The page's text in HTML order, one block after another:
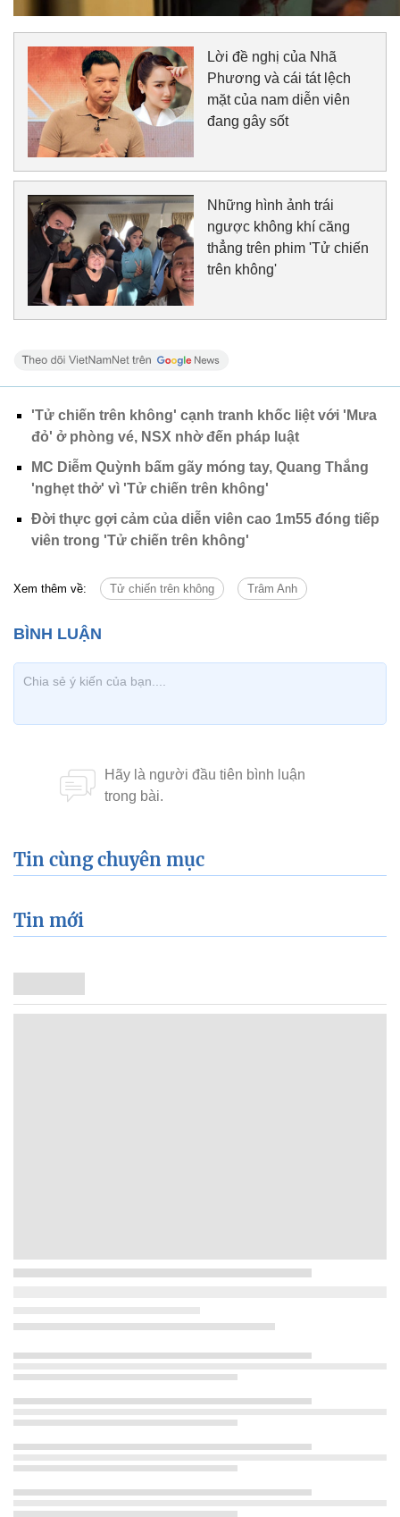
Lời đề nghị của Nhã
Phương và cái tát lệch
mặt của nam diễn viên
đang gây sốt
Những hình ảnh trái
ngược không khí căng
thẳng trên phim 'Tử chiến
trên không'
'Tử chiến trên không' cạnh tranh khốc liệt với 'Mưa
đỏ' ở phòng vé, NSX nhờ đến pháp luật
MC Diễm Quỳnh bấm gãy móng tay, Quang Thắng
'nghẹt thở' vì 'Tử chiến trên không'
Đời thực gợi cảm của diễn viên cao 1m55 đóng tiếp
viên trong 'Tử chiến trên không'
Xem thêm về: Tử chiến trên không Trâm Anh
Tin cùng chuyên mục
Tin mới